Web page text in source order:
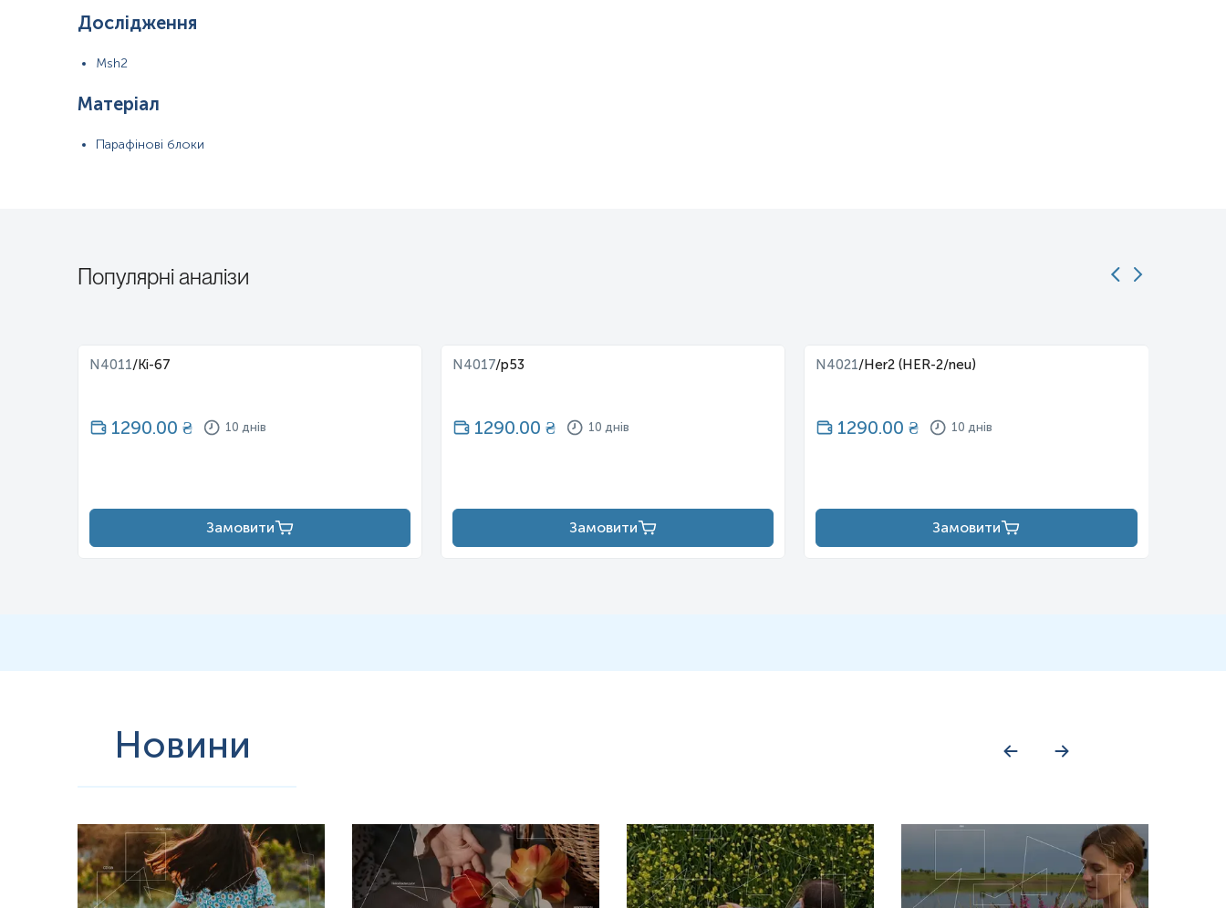
Дослідження
Msh2
Матеріал
Парафінові блоки
Популярні аналізи
N4011/Ki-67
1290.00 ₴ 10 днів
Замовити
N4017/p53
1290.00 ₴ 10 днів
Замовити
N4021/Her2 (HER-2/neu)
1290.00 ₴ 10 днів
Замовити
Новини